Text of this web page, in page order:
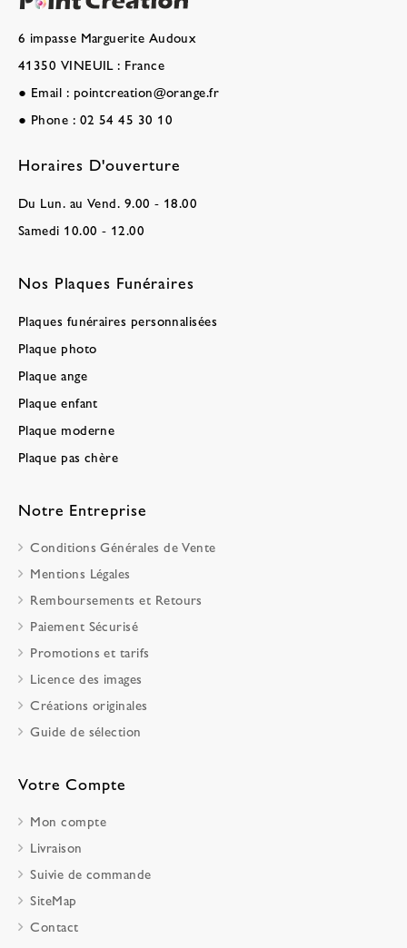
6 impasse Marguerite Audoux
41350 VINEUIL : France
● Email : pointcreation@orange.fr
● Phone : 02 54 45 30 10
Horaires D'ouverture
Du Lun. au Vend. 9.00 - 18.00
Samedi 10.00 - 12.00
Nos Plaques Funéraires
Plaques funéraires personnalisées
Plaque photo
Plaque ange
Plaque enfant
Plaque moderne
Plaque pas chère
Notre Entreprise
Conditions Générales de Vente
Mentions Légales
Remboursements et Retours
Paiement Sécurisé
Promotions et tarifs
Licence des images
Créations originales
Guide de sélection
Votre Compte
Mon compte
Livraison
Suivie de commande
SiteMap
Contact